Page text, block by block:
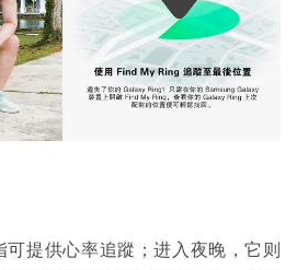
提供心率追蹤；进入夜晚，它则